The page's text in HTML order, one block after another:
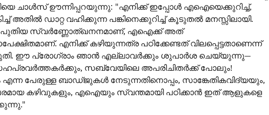
ചാൾസ് ഊന്നിപ്പറയുന്നു: "എനിക്ക് ഇപ്പോൾ എഐയെക്കുറിച്ച്,
അതിൽ ഡാറ്റ വഹിക്കുന്ന പങ്കിനെക്കുറിച്ച് കൂടുതൽ മനസ്സിലായി.
സ്വർണ്ണോത്ഖനനമാണ്, എഐക്ക് അത്
എനിക്ക് കഴിയുന്നത്ര പഠിക്കേണ്ടത് വിലപ്പെട്ടതാണെന്ന്
ഈ പ്രോഗ്രാം ഞാൻ എല്ലാവർക്കും ശുപാർശ ചെയ്യുന്നു—
സബ്‌വേയിലെ അപരിചിതർക്ക് പോലും!
പേരുള്ള ബാഡ്ജുകൾ നേടുന്നതിനൊപ്പം, സാങ്കേതികവിദ്യയും,
കഴിവുകളും, എഐയും സ്വന്തമായി പഠിക്കാൻ ഇത് ആളുകളെ